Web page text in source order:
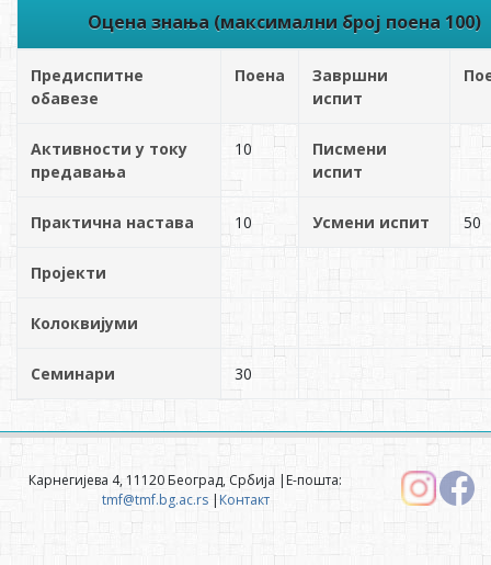
Оцена знања (максимални број поена 100)
Предиспитне
обавезе
Поена
Завршни
испит
Активности у току
предавања
10
Писмени
испит
Практична настава 10 Усмени испит 50
Пројекти
Колоквијуми
Семинари 30
Карнегијева 4, 11120 Београд, Србија |Е-пошта:
tmf@tmf.bg.ac.rs|Контакт